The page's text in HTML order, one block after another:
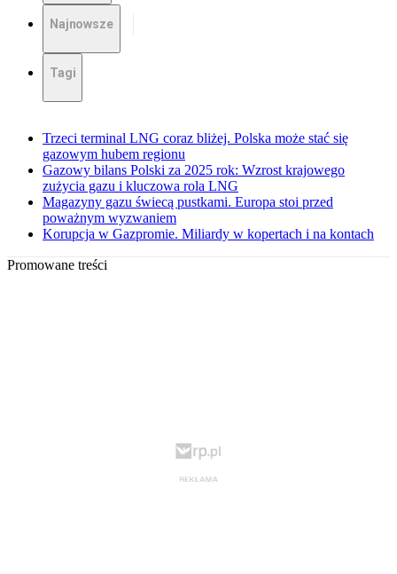
Najnowsze
Tagi
Trzeci terminal LNG coraz bliżej. Polska może stać się
gazowym hubem regionu
Gazowy bilans Polski za 2025 rok: Wzrost krajowego
zużycia gazu i kluczowa rola LNG
Magazyny gazu świecą pustkami. Europa stoi przed
poważnym wyzwaniem
Korupcja w Gazpromie. Miliardy w kopertach i na kontach
Promowane treści